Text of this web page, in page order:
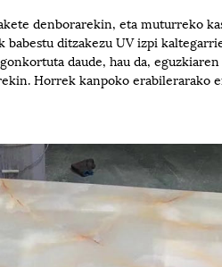
denborarekin, eta muturreko
babestu ditzakezu UV izpi
daude, hau da,
Horrek kanpoko erabilerarako